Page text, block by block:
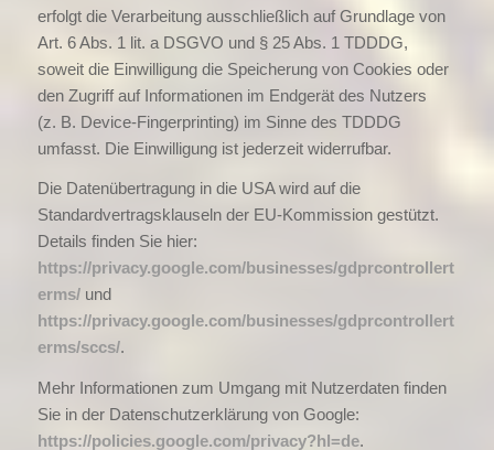
erfolgt die Verarbeitung ausschließlich auf Grundlage von
Art. 6 Abs. 1 lit. a DSGVO und § 25 Abs. 1 TDDDG,
soweit die Einwilligung die Speicherung von Cookies oder
den Zugriff auf Informationen im Endgerät des Nutzers
(z. B. Device-Fingerprinting) im Sinne des TDDDG
umfasst. Die Einwilligung ist jederzeit widerrufbar.
Die Datenübertragung in die USA wird auf die
Standardvertragsklauseln der EU-Kommission gestützt.
Details finden Sie hier:
https://privacy.google.com/businesses/gdprcontrollert
erms/und
https://privacy.google.com/businesses/gdprcontrollert
erms/sccs/.
Mehr Informationen zum Umgang mit Nutzerdaten finden
Sie in der Datenschutzerklärung von Google:
https://policies.google.com/privacy?hl=de.